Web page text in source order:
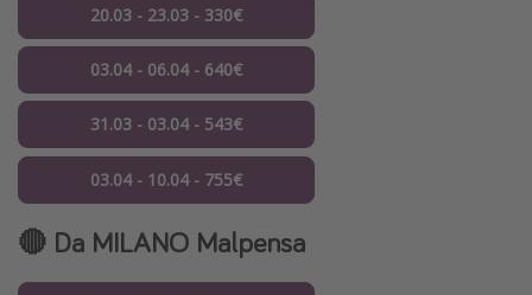
20.03 - 23.03 - 330€
03.04 - 06.04 - 640€
31.03 - 03.04 - 543€
03.04 - 10.04 - 755€
🔴 Da MILANO Malpensa